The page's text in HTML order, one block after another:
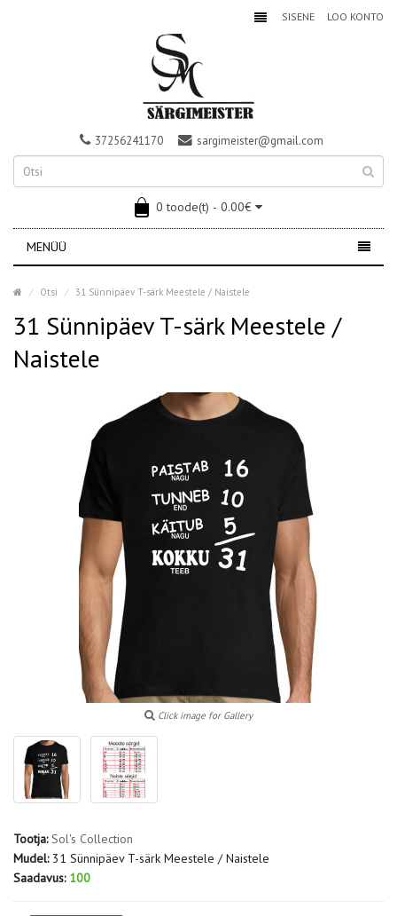
SISENE LOO KONTO
37256241170 sargimeister@gmail.com
0 toode(t) - 0.00€
MENÜÜ
Otsi 31 Sünnipäev T-särk Meestele / Naistele
31 Sünnipäev T-särk Meestele /
Naistele
Click image for Gallery
Tootja: Sol's Collection
Mudel: 31 Sünnipäev T-särk Meestele / Naistele
Saadavus: 100